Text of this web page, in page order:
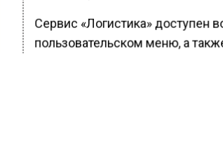
Сервис «Логистика» доступен
пользовательском меню, а